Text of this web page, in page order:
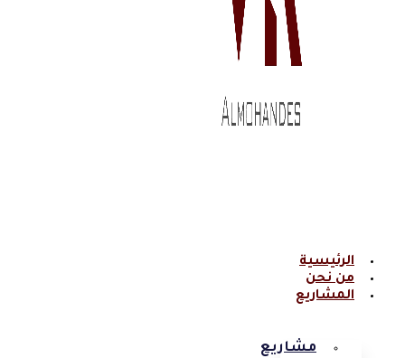
الرئيسية
من نحن
المشاريع
مشاريع